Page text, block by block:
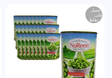
احصل
على
نقاط